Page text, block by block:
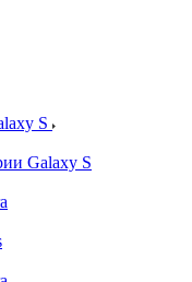
S
Galaxy S